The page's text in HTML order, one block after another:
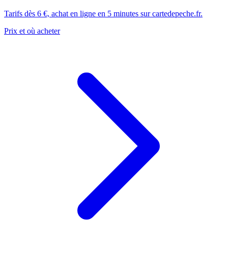
Tarifs dès 6 €, achat en ligne en 5 minutes sur cartedepeche.fr.
Prix et où acheter